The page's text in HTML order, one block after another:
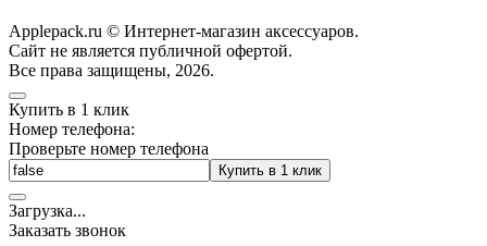
Applepack.ru © Интернет-магазин аксессуаров.
Cайт не является публичной офертой.
Все права защищены, 2026.
Купить в 1 клик
Номер телефона:
Проверьте номер телефона
Купить в 1 клик
Загрузка...
Заказать звонок